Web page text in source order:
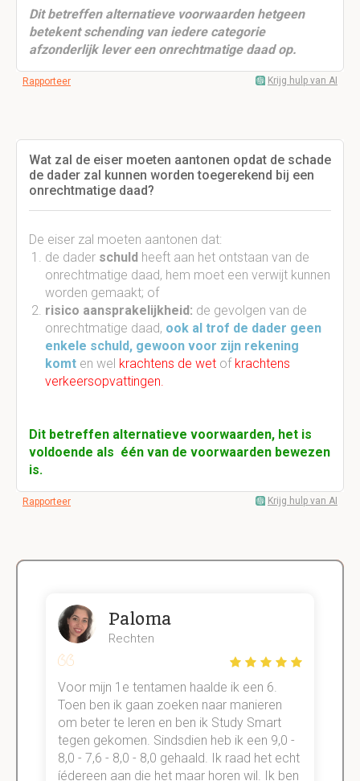
Dit betreffen alternatieve voorwaarden hetgeen
betekent schending van iedere categorie
afzonderlijk lever een onrechtmatige daad op.
Rapporteer Krijg hulp van AI
Wat zal de eiser moeten aantonen opdat de schade
de dader zal kunnen worden toegerekend bij een
onrechtmatige daad?
De eiser zal moeten aantonen dat:
de dader schuld heeft aan het ontstaan van de
onrechtmatige daad, hem moet een verwijt kunnen
worden gemaakt; of
risico aansprakelijkheid: de gevolgen van de
onrechtmatige daad, ook al trof de dader geen
enkele schuld, gewoon voor zijn rekening
komt en wel krachtens de wet of krachtens
verkeersopvattingen.
Dit betreffen alternatieve voorwaarden, het is
voldoende als één van de voorwaarden bewezen
is.
Rapporteer Krijg hulp van AI
Paloma
Rechten
Voor mijn 1e tentamen haalde ik een 6.
Toen ben ik gaan zoeken naar manieren
om beter te leren en ben ik Study Smart
tegen gekomen. Sindsdien heb ik een 9,0 -
8,0 - 7,6 - 8,0 - 8,0 gehaald. Ik raad het echt
íédereen aan die het maar horen wil. Ik ben